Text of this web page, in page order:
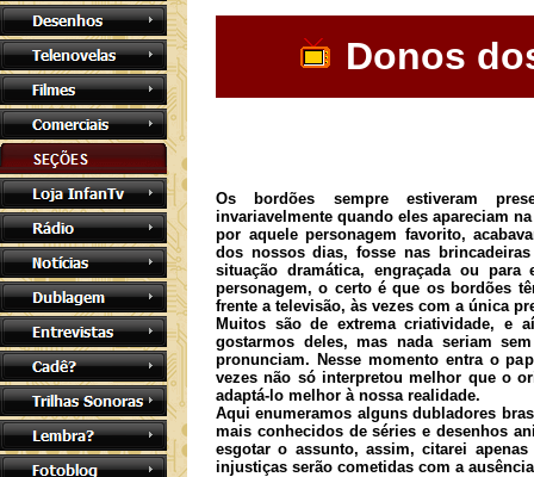
Donos
Os bordões sempre estiveram
invariavelmente quando eles apareciam
por aquele personagem favorito,
dos nossos dias, fosse nas
situação dramática, engraçada ou para
personagem, o certo é que os bordões
frente a televisão, às vezes com a única
Muitos são de extrema criatividade, e
gostarmos deles, mas nada seriam
pronunciam. Nesse momento entra o
vezes não só interpretou melhor que o
adaptá-lo melhor à nossa realidade.
Aqui enumeramos alguns dubladores
mais conhecidos de séries e desenhos
esgotar o assunto, assim, citarei
injustiças serão cometidas com a